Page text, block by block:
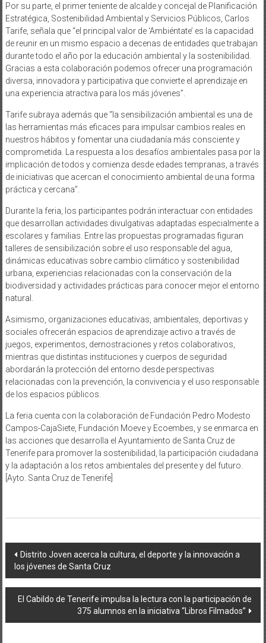
Por su parte, el primer teniente de alcalde y concejal de Planificación
Estratégica, Sostenibilidad Ambiental y Servicios Públicos, Carlos
Tarife, señala que “el principal valor de ‘Ambiéntate’ es la capacidad
de reunir en un mismo espacio a decenas de entidades que trabajan
durante todo el año por la educación ambiental y la sostenibilidad.
Gracias a esta colaboración podemos ofrecer una programación
diversa, innovadora y participativa que convierte el aprendizaje en
una experiencia atractiva para los más jóvenes”.
Tarife subraya además que “la sensibilización ambiental es una de
las herramientas más eficaces para impulsar cambios reales en
nuestros hábitos y fomentar una ciudadanía más consciente y
comprometida. La respuesta a los desafíos ambientales pasa por la
implicación de todos y comienza desde edades tempranas, a través
de iniciativas que acercan el conocimiento ambiental de una forma
práctica y cercana”.
Durante la feria, los participantes podrán interactuar con entidades
que desarrollan actividades divulgativas adaptadas especialmente a
escolares y familias. Entre las propuestas programadas figuran
talleres de sensibilización sobre el uso responsable del agua,
dinámicas educativas sobre cambio climático y sostenibilidad
urbana, experiencias relacionadas con la conservación de la
biodiversidad y actividades prácticas para conocer mejor el entorno
natural.
Asimismo, organizaciones educativas, ambientales, deportivas y
sociales ofrecerán espacios de aprendizaje activo a través de
juegos, experimentos, demostraciones y retos colaborativos,
mientras que distintas instituciones y cuerpos de seguridad
abordarán la protección del entorno desde perspectivas
relacionadas con la prevención, la convivencia y el uso responsable
de los espacios públicos.
La feria cuenta con la colaboración de Fundación Pedro Modesto
Campos-CajaSiete, Fundación Moeve y Ecoembes, y se enmarca en
las acciones que desarrolla el Ayuntamiento de Santa Cruz de
Tenerife para promover la sostenibilidad, la participación ciudadana
y la adaptación a los retos ambientales del presente y del futuro.
[Ayto. Santa Cruz de Tenerife]
Navegación
de
entradas
Distrito Joven acerca la cultura, el deporte y la innovación a
los jóvenes de Santa Cruz
El Cabildo de Tenerife impulsa la lectura con la participación de
375 alumnos en la iniciativa “Libros Filmados”